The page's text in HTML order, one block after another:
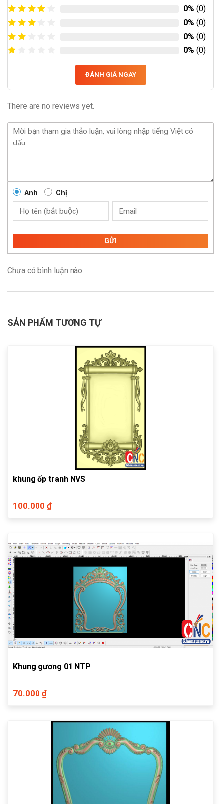
0% (0)
0% (0)
0% (0)
0% (0)
ĐÁNH GIÁ NGAY
There are no reviews yet.
Anh Chị
GỬI
Chưa có bình luận nào
SẢN PHẨM TƯƠNG TỰ
khung ốp tranh NVS
100.000 ₫
Khung gương 01 NTP
70.000 ₫